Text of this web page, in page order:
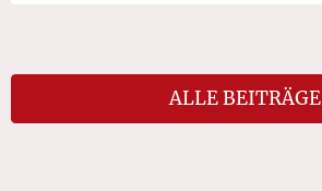
ALLE BEITRÄGE